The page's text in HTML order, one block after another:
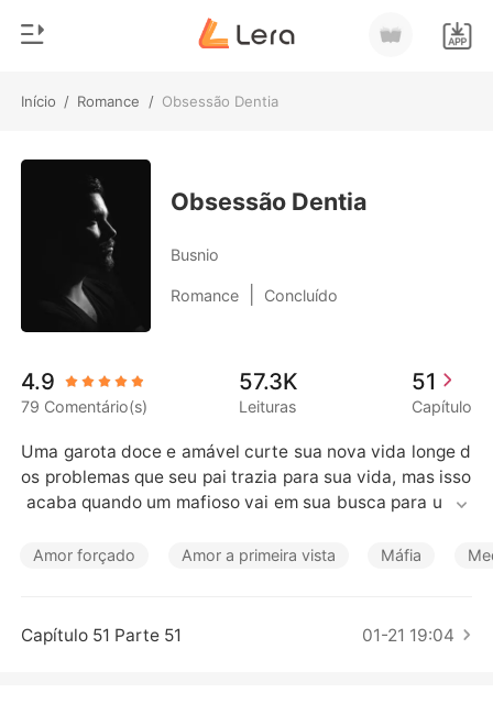
Início / Romance / Obsessão Dentia
Loja
Histórico
Sair
Baixar App
Moderno
Lobisomem
Contos
Bilionários
Contos Curtos
Obsessão Dentia
Busnio
Romance Concluído
4.9
79 Comentário(s)
57.3K
Leituras
51
Capítulo
Uma garota doce e amável curte sua nova vida longe d
os problemas que seu pai trazia para sua vida, mas isso
acaba quando um mafioso vai em sua busca para um a
uito com sua falecida mãe, decide rapta-la e tornar a vi
Amor forçado Amor a primeira vista Máfia
Capítulo 51 Parte 51 01-21 19:04